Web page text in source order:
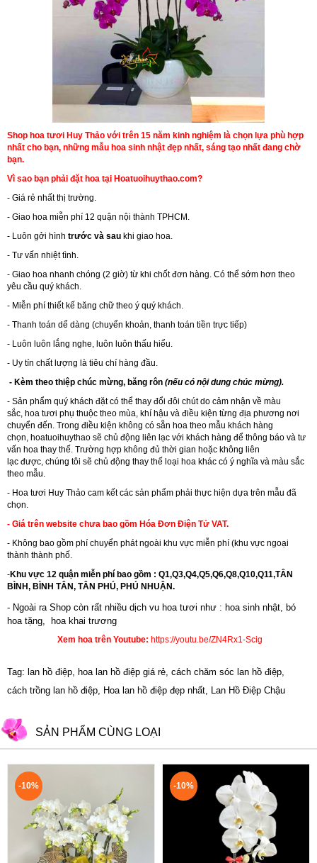
Shop hoa tươi Huy Thảo với trên 15 năm kinh nghiệm là chọn lựa phù hợp
nhất cho bạn, những mẫu hoa sinh nhật đẹp nhất, sáng tạo nhất đang chờ
bạn.
Vì sao bạn phải đặt hoa tại Hoatuoihuythao.com?
- Giá rẻ nhất thị trường.
- Giao hoa miễn phí 12 quận nội thành TPHCM.
- Luôn gởi hình trước và sau khi giao hoa.
- Tư vấn nhiệt tình.
- Giao hoa nhanh chóng (2 giờ) từ khi chốt đơn hàng. Có thể sớm hơn theo
yêu cầu quý khách.
- Miễn phí thiết kế băng chữ theo ý quý khách.
- Thanh toán dể dàng (chuyển khoản, thanh toán tiền trực tiếp)
- Luôn luôn lắng nghe, luôn luôn thấu hiểu.
- Uy tín chất lượng là tiêu chí hàng đầu.
- Kèm theo thiệp chúc mừng, băng rôn (nếu có nội dung chúc mừng).
- Sản phẩm quý khách đặt có thể thay đổi đôi chút do cảm nhận về màu
sắc, hoa tươi phụ thuộc theo mùa, khí hậu và điều kiện từng địa phương nơi
chuyển đến. Trong điều kiện không có sẵn hoa theo mẫu khách hàng
chọn, hoatuoihuythao sẽ chủ động liên lạc với khách hàng để thông báo và tư
vấn hoa thay thế. Trường hợp không đủ thời gian hoặc không liên
lạc được, chúng tôi sẽ chủ động thay thế loại hoa khác có ý nghĩa và màu sắc
theo mẫu.
- Hoa tươi Huy Thảo cam kết các sản phẩm phải thực hiện dựa trên mẫu đã
chọn.
- Giá trên website chưa bao gồm Hóa Đơn Điện Tử VAT.
- Không bao gồm phí chuyển phát ngoài khu vực miễn phí (khu vực ngoại
thành thành phố.
-Khu vực 12 quận miễn phí bao gồm : Q1,Q3,Q4,Q5,Q6,Q8,Q10,Q11,TÂN
BÌNH, BÌNH TÂN, TÂN PHÚ, PHÚ NHUẬN.
- Ngoài ra Shop còn rất nhiều dịch vu hoa tươi như : hoa sinh nhật, bó
hoa tặng, hoa khai trương
Xem hoa trên Youtube: https://youtu.be/ZN4Rx1-Scig
Tag: lan hồ điệp, hoa lan hồ điệp giá rẻ, cách chăm sóc lan hồ điệp,
cách trồng lan hồ điệp, Hoa lan hồ điệp đẹp nhất, Lan Hồ Điệp Chậu
SẢN PHẨM CÙNG LOẠI
-10% -10%